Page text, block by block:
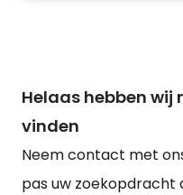
Helaas hebben wij
vinden
Neem contact met
pas uw zoekopdracht